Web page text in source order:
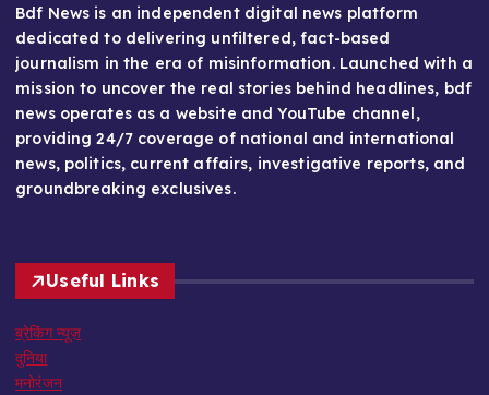
Bdf News is an independent digital news platform
dedicated to delivering unfiltered, fact-based
journalism in the era of misinformation. Launched with a
mission to uncover the real stories behind headlines, bdf
news operates as a website and YouTube channel,
providing 24/7 coverage of national and international
news, politics, current affairs, investigative reports, and
groundbreaking exclusives.
Useful Links
ब्रेकिंग न्यूज़
दुनिया
मनोरंजन